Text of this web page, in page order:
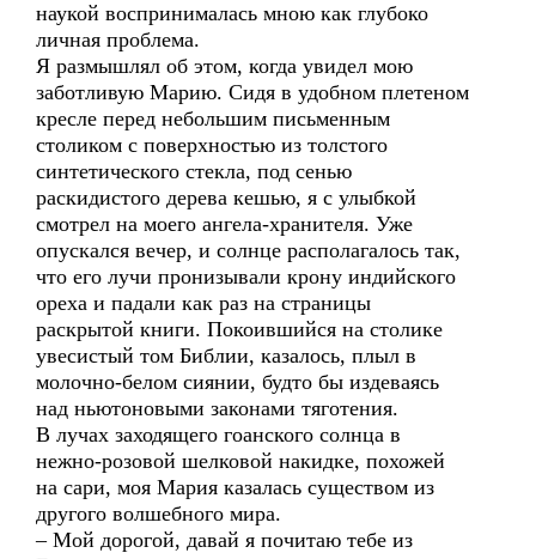
наукой воспринималась мною как глубоко
личная проблема.
Я размышлял об этом, когда увидел мою
заботливую Марию. Сидя в удобном плетеном
кресле перед небольшим письменным
столиком с поверхностью из толстого
синтетического стекла, под сенью
раскидистого дерева кешью, я с улыбкой
смотрел на моего ангела-хранителя. Уже
опускался вечер, и солнце располагалось так,
что его лучи пронизывали крону индийского
ореха и падали как раз на страницы
раскрытой книги. Покоившийся на столике
увесистый том Библии, казалось, плыл в
молочно-белом сиянии, будто бы издеваясь
над ньютоновыми законами тяготения.
В лучах заходящего гоанского солнца в
нежно-розовой шелковой накидке, похожей
на сари, моя Мария казалась существом из
другого волшебного мира.
– Мой дорогой, давай я почитаю тебе из